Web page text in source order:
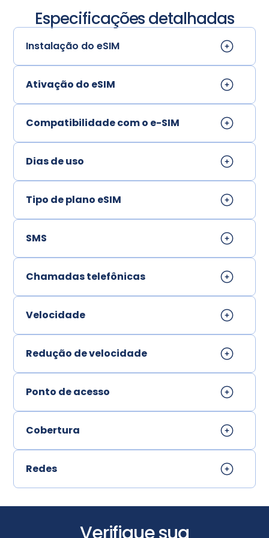
Especificações detalhadas
Instalação do eSIM
Ativação do eSIM
Compatibilidade com o e-SIM
Dias de uso
Tipo de plano eSIM
SMS
Chamadas telefônicas
Velocidade
Redução de velocidade
Ponto de acesso
Cobertura
Redes